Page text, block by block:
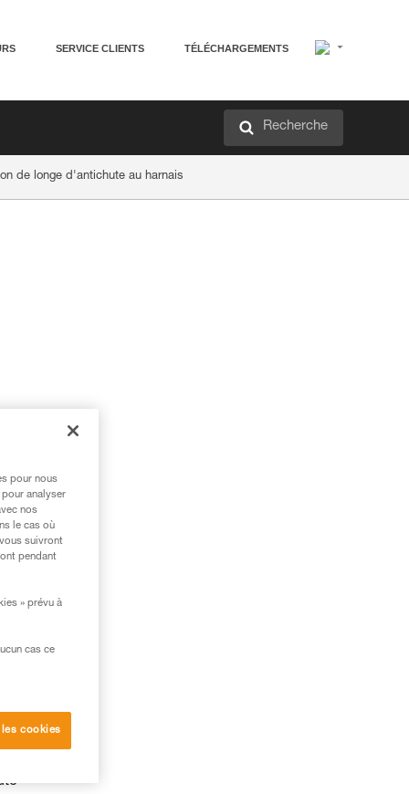
SERVICE CLIENTS TÉLÉCHARGEMENTS
Recherche
de longe d'antichute au harnais
pour nous
analyser
nos
le cas où
suivront
pendant
» prévu à
cas ce
cookies